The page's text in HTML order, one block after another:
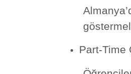
Part-Time